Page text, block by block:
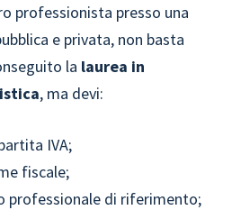
professionista presso una
e privata, non basta
la laurea in
, ma devi:
IVA;
fiscale;
professionale di riferimento;